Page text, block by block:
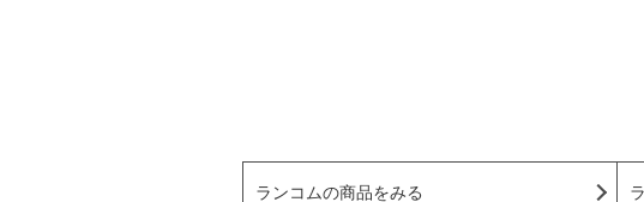
ランコムの商品をみる